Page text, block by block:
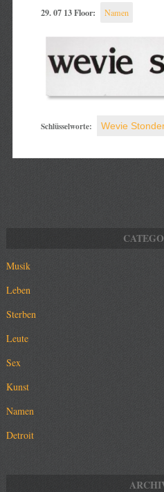
29. 07 13 Floor: Namen
Schlüsselworte: Wevie
Musik
Leben
Sterben
Leute
Sex
Kunst
Namen
Detroit